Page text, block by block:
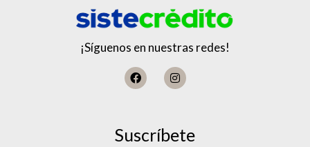
¡Síguenos en nuestras redes!
Suscríbete